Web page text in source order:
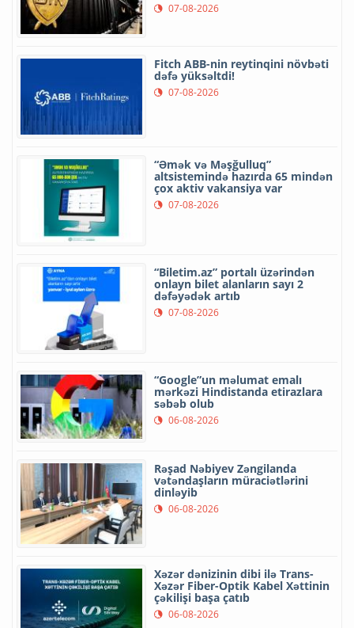
07-08-2026
Fitch ABB-nin reytinqini növbəti
dəfə yüksəltdi!
07-08-2026
“Əmək və Məşğulluq”
altsistemində hazırda 65 mindən
çox aktiv vakansiya var
07-08-2026
“Biletim.az” portalı üzərindən
onlayn bilet alanların sayı 2
dəfəyədək artıb
07-08-2026
“Google”un məlumat emalı
mərkəzi Hindistanda etirazlara
səbəb olub
06-08-2026
Rəşad Nəbiyev Zəngilanda
vətəndaşların müraciətlərini
dinləyib
06-08-2026
Xəzər dənizinin dibi ilə Trans-
Xəzər Fiber-Optik Kabel Xəttinin
çəkilişi başa çatıb
06-08-2026